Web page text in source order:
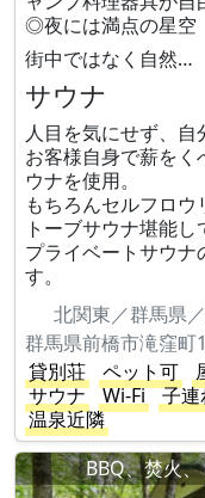
◎夜には満点の星空
街中ではなく自然…
サウナ
人目を気にせず、自
お客様自身で薪を
ウナを使用。
もちろんセルフロ
トーブサウナ堪能し
プライベートサウナ
す。
北関東／群馬県
群馬県前橋市滝窪町
貸別荘
ペット可
サウナ
Wi-Fi 子
温泉近隣
BBQ、焚火